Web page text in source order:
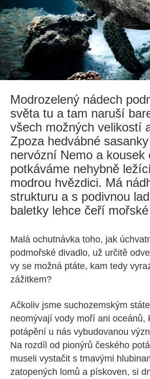
Modrozelený nádech
světa tu a tam naruší
všech možných velikostí
Zpoza hedvábné
nervózní Nemo a kousek
potkáváme nehybně
modrou hvězdici. Má
strukturu a s podivnou
baletky lehce čeří
Malá ochutnávka toho, jak
podmořské divadlo, už určitě
vy se možná ptáte, kam tedy
zážitkem?
Ačkoliv jsme suchozemským
neomývají vody moří ani oceánů,
potápění u nás vybudovanou
Na rozdíl od pionýrů českého
museli vystačit s tmavými
zatopených lomů a pískoven, si